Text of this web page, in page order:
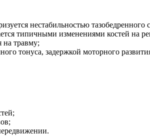
нестабильностью
типичными изменениями костей на
на травму;
тонуса, задержкой моторного